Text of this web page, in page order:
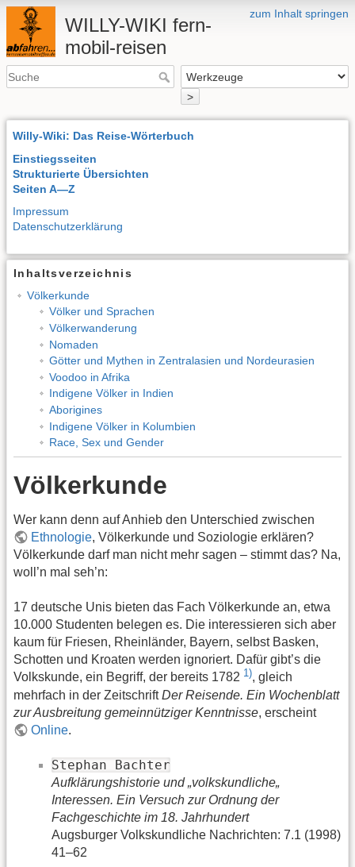
zum Inhalt springen
WILLY-WIKI fern-
mobil-reisen
>
Willy-Wiki: Das Reise-Wörterbuch
Einstiegsseiten
Strukturierte Übersichten
Seiten A—Z
Impressum
Datenschutzerklärung
Inhaltsverzeichnis
Völkerkunde
Völker und Sprachen
Völkerwanderung
Nomaden
Götter und Mythen in Zentralasien und Nordeurasien
Voodoo in Afrika
Indigene Völker in Indien
Aborigines
Indigene Völker in Kolumbien
Race, Sex und Gender
Völkerkunde
Wer kann denn auf Anhieb den Unterschied zwischen
Ethnologie, Völkerkunde und Soziologie erklären?
Völkerkunde darf man nicht mehr sagen – stimmt das? Na,
woll’n mal seh’n:
17 deutsche Unis bieten das Fach Völkerkunde an, etwa
10.000 Studenten belegen es. Die interessieren sich aber
kaum für Friesen, Rheinländer, Bayern, selbst Basken,
Schotten und Kroaten werden ignoriert. Dafür gibt’s die
Volkskunde, ein Begriff, der bereits 1782 1), gleich
mehrfach in der ZeitschriftDer Reisende. Ein Wochenblatt
zur Ausbreitung gemeinnütziger Kenntnisse, erscheint
Online.
Stephan Bachter
Aufklärungshistorie und „volkskundliche„
Interessen. Ein Versuch zur Ordnung der
Fachgeschichte im 18. Jahrhundert
Augsburger Volkskundliche Nachrichten: 7.1 (1998)
41–62